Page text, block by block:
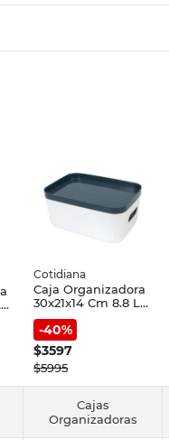
Cotidiana
Caja Organizadora
30x21x14 Cm 8.8 Lts
Plástico Blanco
Cotidiana
-40%
$3597
$5995
Cajas
Organizadoras